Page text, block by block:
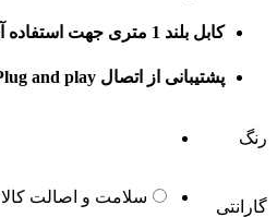
کابل بلند 1 متری جهت استفاده آسان
پشتیبانی از اتصال Plug and play
رنگ
گارانتی
سلامت و اصالت کالا